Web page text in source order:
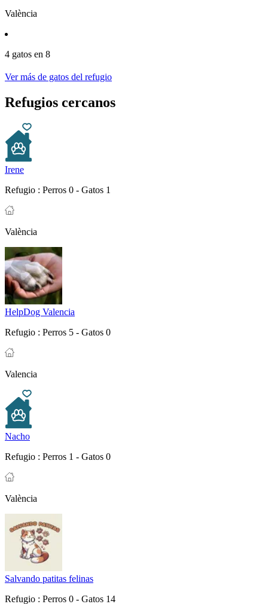
València
4 gatos en 8
Ver más de gatos del refugio
Refugios cercanos
Irene
Refugio : Perros 0 - Gatos 1
València
HelpDog Valencia
Refugio : Perros 5 - Gatos 0
Valencia
Nacho
Refugio : Perros 1 - Gatos 0
València
Salvando patitas felinas
Refugio : Perros 0 - Gatos 14